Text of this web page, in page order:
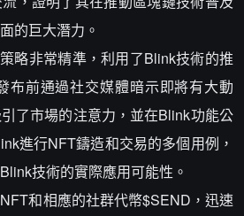
的巨大潛力。
略非常精準，利用了Blink技術的推
布前通過社交媒體暗示即將有大動
了市場的注意力，並在Blink功能公
進行NFT鑄造和交易的多個用例，
技術的實際應用可能性。
和相應的社群代幣$SEND，迅速